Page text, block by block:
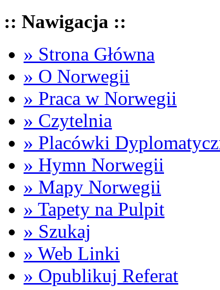
:: Nawigacja ::
» Strona Główna
» O Norwegii
» Praca w Norwegii
» Czytelnia
» Placówki
» Hymn Norwegii
» Mapy Norwegii
» Tapety na Pulpit
» Szukaj
» Web Linki
» Opublikuj Referat